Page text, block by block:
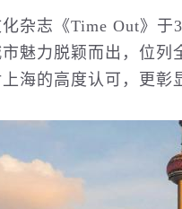
杂志《Time Out》于
魅力脱颖而出，位
海的高度认可，更彰